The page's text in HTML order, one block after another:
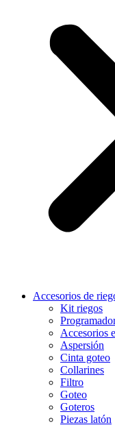
Accesorios de
Kit riegos
Accesorios
Aspersión
Cinta goteo
Collarines
Filtro
Goteo
Goteros
Piezas latón